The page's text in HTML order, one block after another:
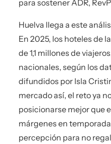
para sostener ADR,
Huelva llega a este
En 2025, los hoteles de
de 1,1 millones de
nacionales, según los
difundidos por Isla
mercado así, el reto ya
posicionarse mejor que
márgenes en
percepción para no